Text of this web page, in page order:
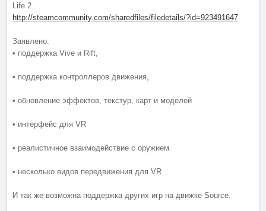
Life 2.
http://steamcommunity.com/sharedfiles/filedetails/?id=923491647
Заявлено:
• поддержка Vive и Rift,
• поддержка контроллеров движения,
• обновление эффектов, текстур, карт и моделей
• интерфейс для VR
• реалистичное взаимодействие с оружием
• несколько видов передвижения для VR
И так же возможна поддержка других игр на движке Source.